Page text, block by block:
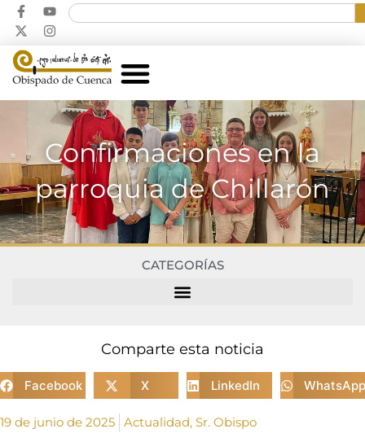
Confirmaciones en la
parroquia de Chillarón
CATEGORÍAS
Comparte esta noticia
Facebook X LinkedIn WhatsApp
19 de junio de 2025 Actualidad, Sr. Obispo